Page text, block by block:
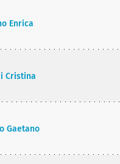
Enrica
Cristina
Gaetano